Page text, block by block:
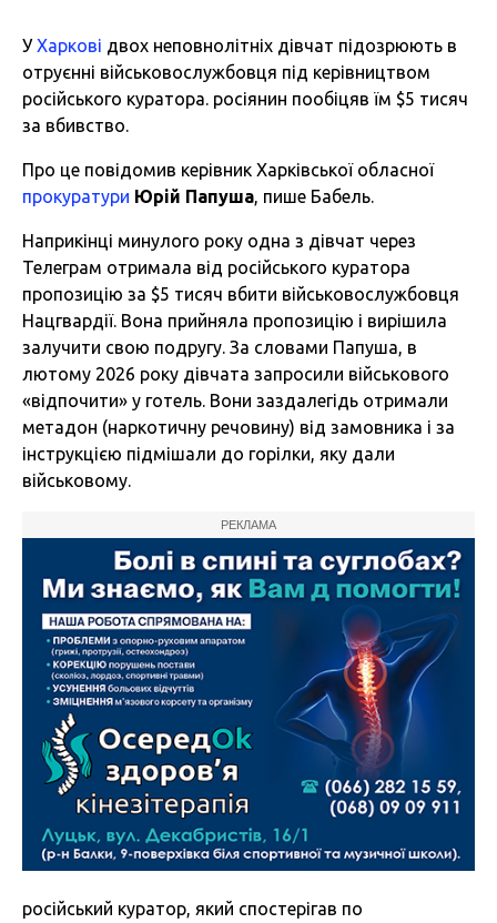
УХаркові двох неповнолітніх дівчат підозрюють в
отруєнні військовослужбовця під керівництвом
російського куратора. росіянин пообіцяв їм $5 тисяч
за вбивство.
Про це повідомив керівник Харківської обласної
прокуратури Юрій Папуша, пише Бабель.
Наприкінці минулого року одна з дівчат через
Телеграм отримала від російського куратора
пропозицію за $5 тисяч вбити військовослужбовця
Нацгвардії. Вона прийняла пропозицію і вирішила
залучити свою подругу. За словами Папуша, в
лютому 2026 року дівчата запросили військового
«відпочити» у готель. Вони заздалегідь отримали
метадон (наркотичну речовину) від замовника і за
інструкцією підмішали до горілки, яку дали
військовому.
РЕКЛАМА
російський куратор, який спостерігав по